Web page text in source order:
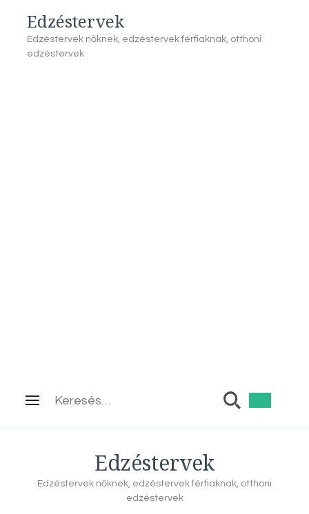
Edzéstervek
Edzéstervek nőknek, edzéstervek férfiaknak, otthoni
edzéstervek
Keresés:
Edzéstervek
Edzéstervek nőknek, edzéstervek férfiaknak, otthoni
edzéstervek